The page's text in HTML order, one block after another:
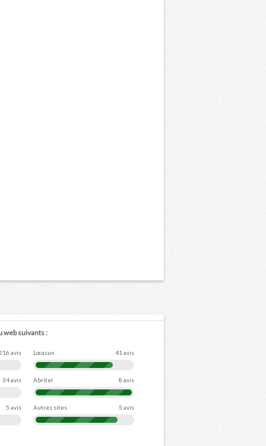
web suivants :
avis Locasun 41 avis
34 avis Abritel 8 avis
5 avis Autres sites 5 avis